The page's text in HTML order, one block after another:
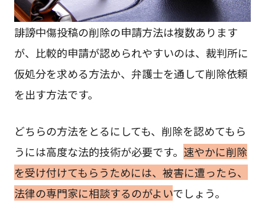
誹謗中傷投稿の削除の申請方法は複数あります
が、比較的申請が認められやすいのは、裁判所に
仮処分を求める方法か、弁護士を通して削除依頼
を出す方法です。
どちらの方法をとるにしても、削除を認めてもら
うには高度な法的技術が必要です。 速やかに削除
を受け付けてもらうためには、被害に遭ったら、
法律の専門家に相談するのがよいでしょう。